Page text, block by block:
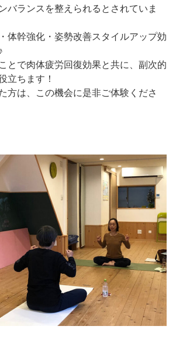
バランスを整えられるとされていま
体幹強化・姿勢改善スタイルアップ効
とで肉体疲労回復効果と共に、副次的
立ちます！
方は、この機会に是非ご体験くださ